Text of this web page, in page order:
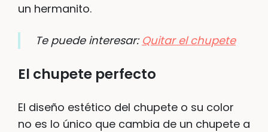
un hermanito.
Te puede interesar: Quitar el chupete
El chupete perfecto
El diseño estético del chupete o su color
no es lo único que cambia de un chupete a